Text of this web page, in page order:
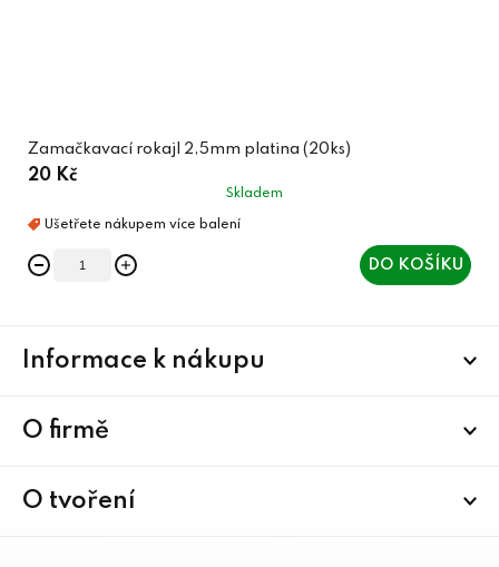
Zamačkavací rokajl 2,5mm platina (20ks)
20 Kč
Skladem
DO KOŠÍKU
Informace k nákupu
O firmě
O tvoření